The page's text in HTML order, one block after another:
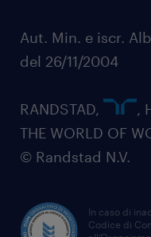
Aut. Min. e iscr.
del 26/11/2004
RANDSTAD,
,
THE WORLD OF
© Randstad N.V.
In caso di
Codice di